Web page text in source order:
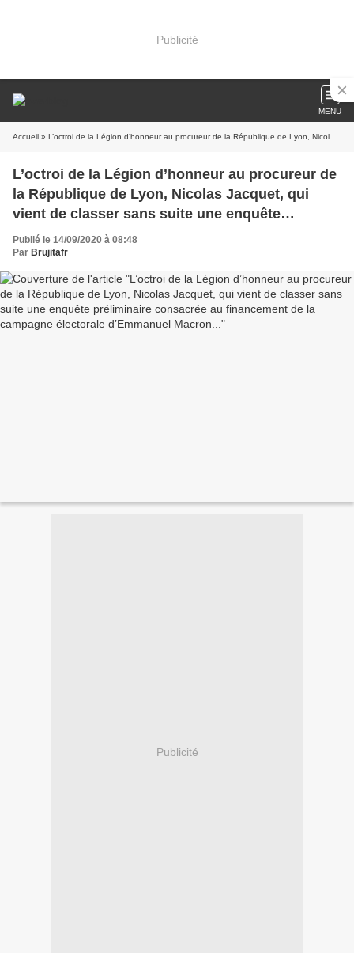
Publicité
MENU
Accueil » L’octroi de la Légion d’honneur au procureur de la République de Lyon, Nicolas Jacquet, qui vient de classer sans suite une enquête préliminaire consacrée au financement de la campagne électorale d’Emmanuel Macron...
L’octroi de la Légion d’honneur au procureur de
la République de Lyon, Nicolas Jacquet, qui
vient de classer sans suite une enquête
préliminaire consacrée au financement de la
campagne électorale d’Emmanuel Macron...
Publié le 14/09/2020 à 08:48
Par Brujitafr
Publicité